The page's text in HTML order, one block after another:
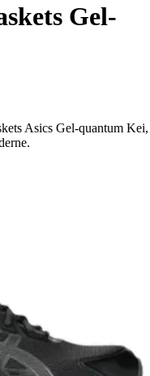
Gel-
Asics Gel-quantum Kei,